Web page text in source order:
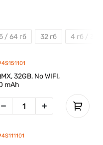
/ 64 гб 32 гб 4 гб / 32
32GB, No WIFI,
mAh